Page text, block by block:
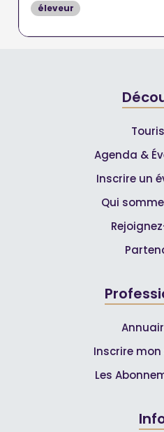
éleveur
Agenda &
Inscrire un
Qui
Inscrire
Les